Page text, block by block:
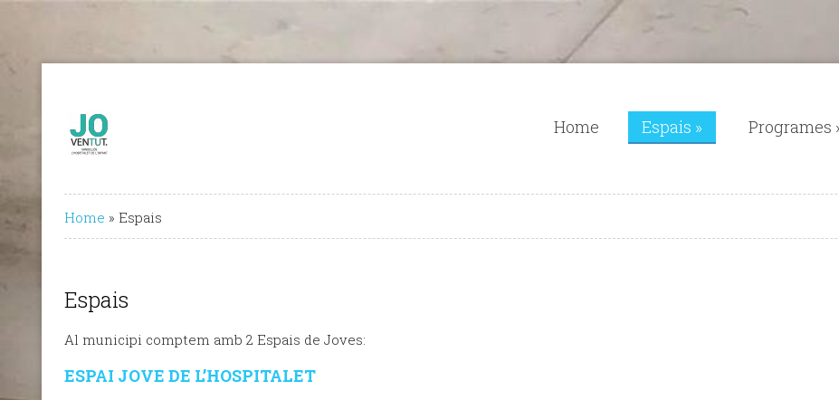
Home Espais » Programes
Home » Espais
Espais
Al municipi comptem amb 2 Espais de Joves:
ESPAI JOVE DE L’HOSPITALET